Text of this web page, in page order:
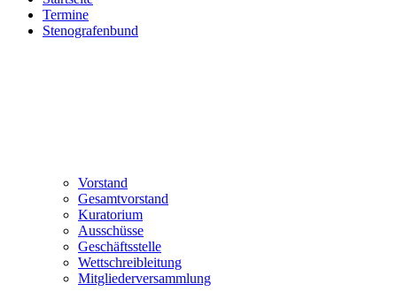
Termine
Stenografenbund
Vorstand
Gesamtvorstand
Kuratorium
Ausschüsse
Geschäftsstelle
Wettschreibleitung
Mitgliederversammlung